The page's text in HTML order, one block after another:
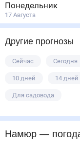
Понедельник
17 Августа
Другие прогнозы
Сейчас Сегодня
10 дней 14 дней
Для садовода
Намюр —